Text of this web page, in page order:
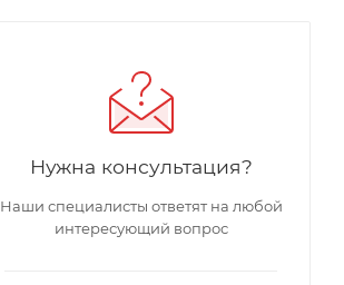
Нужна консультация?
Наши специалисты ответят на любой
интересующий вопрос